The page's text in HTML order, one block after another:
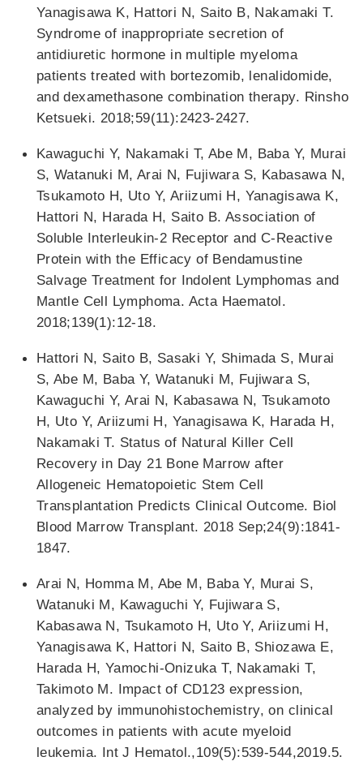
Yanagisawa K, Hattori N, Saito B, Nakamaki T.
Syndrome of inappropriate secretion of
antidiuretic hormone in multiple myeloma
patients treated with bortezomib, lenalidomide,
and dexamethasone combination therapy. Rinsho
Ketsueki. 2018;59(11):2423-2427.
Kawaguchi Y, Nakamaki T, Abe M, Baba Y, Murai
S, Watanuki M, Arai N, Fujiwara S, Kabasawa N,
Tsukamoto H, Uto Y, Ariizumi H, Yanagisawa K,
Hattori N, Harada H, Saito B. Association of
Soluble Interleukin-2 Receptor and C-Reactive
Protein with the Efficacy of Bendamustine
Salvage Treatment for Indolent Lymphomas and
Mantle Cell Lymphoma. Acta Haematol.
2018;139(1):12-18.
Hattori N, Saito B, Sasaki Y, Shimada S, Murai
S, Abe M, Baba Y, Watanuki M, Fujiwara S,
Kawaguchi Y, Arai N, Kabasawa N, Tsukamoto
H, Uto Y, Ariizumi H, Yanagisawa K, Harada H,
Nakamaki T. Status of Natural Killer Cell
Recovery in Day 21 Bone Marrow after
Allogeneic Hematopoietic Stem Cell
Transplantation Predicts Clinical Outcome. Biol
Blood Marrow Transplant. 2018 Sep;24(9):1841-
1847.
Arai N, Homma M, Abe M, Baba Y, Murai S,
Watanuki M, Kawaguchi Y, Fujiwara S,
Kabasawa N, Tsukamoto H, Uto Y, Ariizumi H,
Yanagisawa K, Hattori N, Saito B, Shiozawa E,
Harada H, Yamochi-Onizuka T, Nakamaki T,
Takimoto M. Impact of CD123 expression,
analyzed by immunohistochemistry, on clinical
outcomes in patients with acute myeloid
leukemia. Int J Hematol.,109(5):539-544,2019.5.